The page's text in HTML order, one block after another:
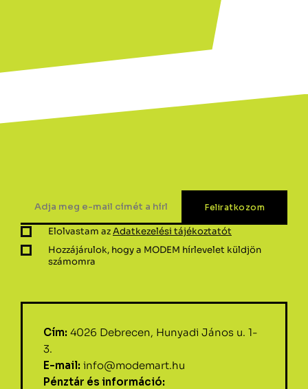
Elolvastam azAdatkezelési tájékoztatót
Hozzájárulok, hogy a MODEM hírlevelet küldjön
számomra
Cím: 4026 Debrecen, Hunyadi János u. 1-
3.
E-mail: info@modemart.hu
Pénztár és információ: